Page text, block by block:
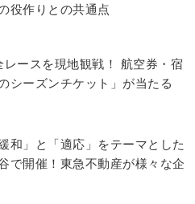
役作りとの共通点
ースを現地観戦！ 航空券・宿
シーズンチケット」が当たる
和」と「適応」をテーマとした
で開催！東急不動産が様々な企